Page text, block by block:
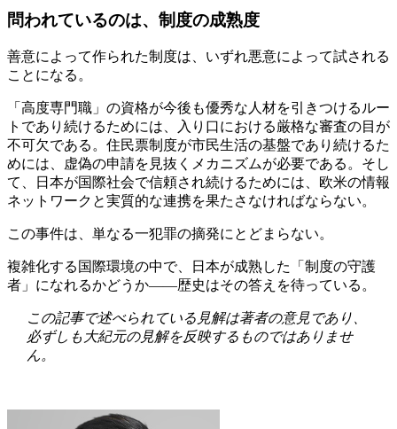
問われているのは、制度の成熟度
善意によって作られた制度は、いずれ悪意によって試される
ことになる。
「高度専門職」の資格が今後も優秀な人材を引きつけるルー
トであり続けるためには、入り口における厳格な審査の目が
不可欠である。住民票制度が市民生活の基盤であり続けるた
めには、虚偽の申請を見抜くメカニズムが必要である。そし
て、日本が国際社会で信頼され続けるためには、欧米の情報
ネットワークと実質的な連携を果たさなければならない。
この事件は、単なる一犯罪の摘発にとどまらない。
複雑化する国際環境の中で、日本が成熟した「制度の守護
者」になれるかどうか――歴史はその答えを待っている。
この記事で述べられている見解は著者の意見であり、
必ずしも大紀元の見解を反映するものではありませ
ん。